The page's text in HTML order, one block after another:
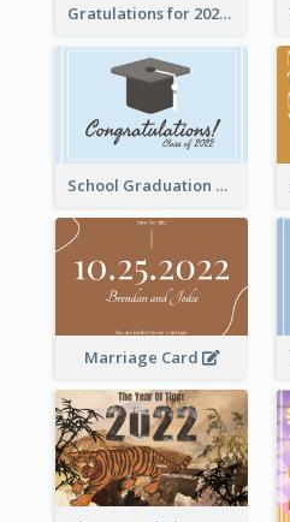
Gratulations for 2020 Graduation Greeting Card
School Graduation Celebration Card
Marriage Card